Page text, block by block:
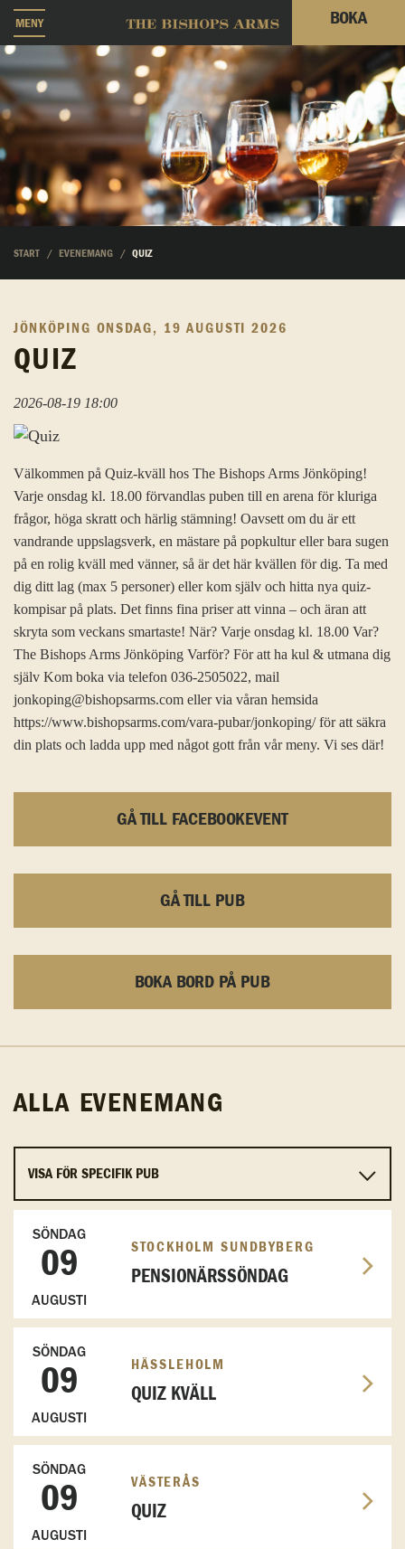
MENY BOKA
START EVENEMANG QUIZ
JÖNKÖPING ONSDAG, 19 AUGUSTI 2026
QUIZ
2026-08-19 18:00
Välkommen på Quiz-kväll hos The Bishops Arms Jönköping!
Varje onsdag kl. 18.00 förvandlas puben till en arena för kluriga
frågor, höga skratt och härlig stämning! Oavsett om du är ett
vandrande uppslagsverk, en mästare på popkultur eller bara sugen
på en rolig kväll med vänner, så är det här kvällen för dig. Ta med
dig ditt lag (max 5 personer) eller kom själv och hitta nya quiz-
kompisar på plats. Det finns fina priser att vinna – och äran att
skryta som veckans smartaste! När? Varje onsdag kl. 18.00 Var?
The Bishops Arms Jönköping Varför? För att ha kul & utmana dig
själv Kom boka via telefon 036-2505022, mail
jonkoping@bishopsarms.com eller via våran hemsida
https://www.bishopsarms.com/vara-pubar/jonkoping/ för att säkra
din plats och ladda upp med något gott från vår meny. Vi ses där!
GÅ TILL FACEBOOKEVENT
GÅ TILL PUB
BOKA BORD PÅ PUB
ALLA EVENEMANG
SÖNDAG
09
AUGUSTI
STOCKHOLM SUNDBYBERG
PENSIONÄRSSÖNDAG
SÖNDAG
09
AUGUSTI
HÄSSLEHOLM
QUIZ KVÄLL
SÖNDAG
09
AUGUSTI
VÄSTERÅS
QUIZ